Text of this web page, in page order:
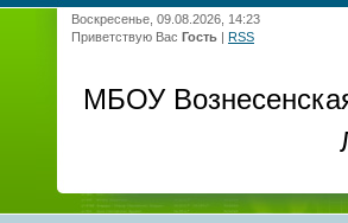
Воскресенье, 09.08.2026, 14:23
Приветствую Вас Гость | RSS
МБОУ